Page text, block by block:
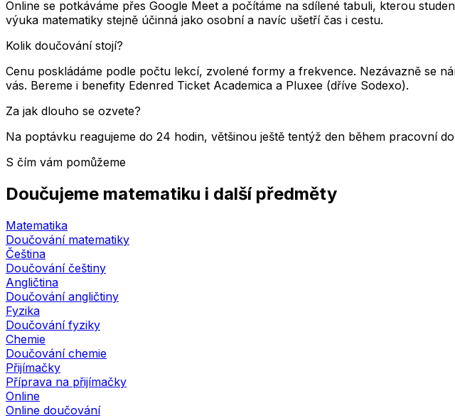
Online se potkáváme přes Google Meet a počítáme na sdílené tabuli, kterou
výuka matematiky stejně účinná jako osobní a navíc ušetří čas i cestu.
Kolik doučování stojí?
Cenu poskládáme podle počtu lekcí, zvolené formy a frekvence. Nezávazně se
vás. Bereme i benefity Edenred Ticket Academica a Pluxee (dříve Sodexo).
Za jak dlouho se ozvete?
Na poptávku reagujeme do 24 hodin, většinou ještě tentýž den během pracovní
S čím vám pomůžeme
Doučujeme matematiku i další předměty
Matematika
Doučování matematiky
Čeština
Doučování češtiny
Angličtina
Doučování angličtiny
Fyzika
Doučování fyziky
Chemie
Doučování chemie
Přijímačky
Příprava na přijímačky
Online
Online doučování